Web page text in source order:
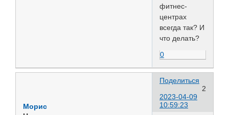
фитнес-
центрах
всегда так? И
что делать?
0
Поделиться
2
2023-04-09
10:59:23
Морис